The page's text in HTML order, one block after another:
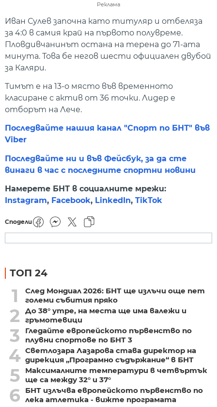
Реклама
Иван Сулев започна като титуляр и отбеляза
за 4:0 в самия край на първото полувреме.
Пловдивчанинът остана на терена до 71-ата
минута. Това бе негов шести официален двубой
за Каляри.
Тимът е на 13-о място във временното
класиране с актив от 36 точки. Лидер е
отборът на Лече.
Последвайте нашия канал "Спорт по БНТ" във
Viber
Последвайте ни и във Фейсбук, за да сте
винаги в час с последните спортни новини
Намерете БНТ в социалните мрежи:
Instagram, Facebook, LinkedIn, TikTok
Сподели
ТОП 24
1
След Мондиал 2026: БНТ ще излъчи още пет
големи събития пряко
2
До 38° утре, на места ще има валежи и
гръмотевици
3
Гледайте европейското първенство по
плувни спортове по БНТ 3
4 Светлозара Лазарова става директор на
дирекция „Програмно съдържание“ в БНТ
5
Максималните температури в четвъртък
ще са между 32° и 37°
6
БНТ излъчва европейското първенство по
лека атлетика - вижте програмата